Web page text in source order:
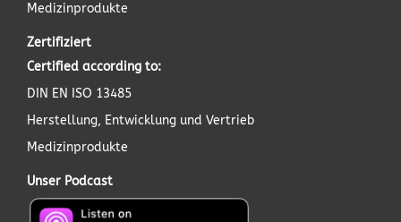
Medizinprodukte
Zertifiziert
Certified according to:
DIN EN ISO 13485
Herstellung, Entwicklung und Vertrieb
Medizinprodukte
Unser Podcast